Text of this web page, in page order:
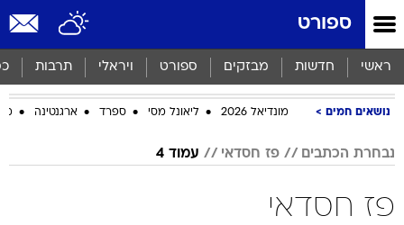
ספורט
ראשי חדשות מבזקים ספורט ויראלי תרבות
נושאים חמים מונדיאל 2026 ליאונל מסי ספרד ארגנטינה
נבחרת הכתבים פז חסדאי עמוד 4
פז חסדאי